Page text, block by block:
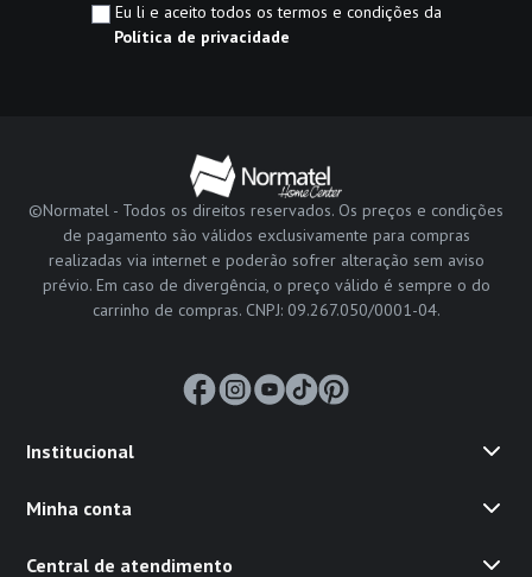
Eu li e aceito todos os termos e condições da
Política de privacidade
©Normatel - Todos os direitos reservados. Os preços e condições
de pagamento são válidos exclusivamente para compras
realizadas via internet e poderão sofrer alteração sem aviso
prévio. Em caso de divergência, o preço válido é sempre o do
carrinho de compras. CNPJ: 09.267.050/0001-04.
Institucional
Minha conta
Central de atendimento